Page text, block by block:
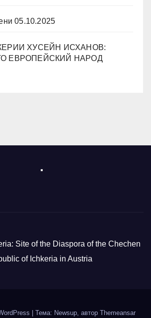
05.10.2025
ХУСЕЙН ИСХАНОВ:
ЕВРОПЕЙСКИЙ НАРОД
Site of the Diaspora of the Chechen
of Ichkeria in Austria
Тема: Newsup, автор Themeansar